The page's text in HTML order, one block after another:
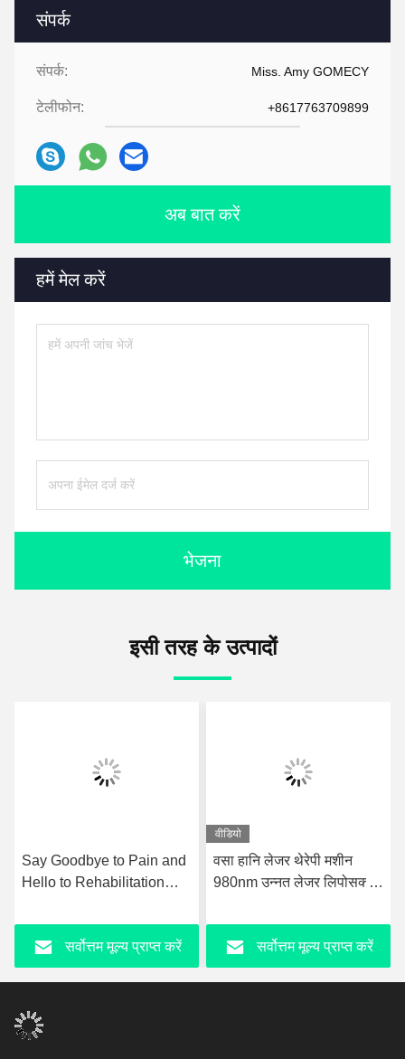
संपर्क
संपर्क: Miss. Amy GOMECY
टेलीफोन: +8617763709899
अब बात करें
हमें मेल करें
भेजना
इसी तरह के उत्पादों
Say Goodbye to Pain and
Hello to Rehabilitation
Ultrasound Pain Relief
Technology Therapy
Device
सर्वोत्तम मूल्य प्राप्त करें
वीडियो
वसा हानि लेजर थेरेपी मशीन
980nm उन्नत लेजर लिपोसक्शन
सर्वोत्तम मूल्य प्राप्त करें